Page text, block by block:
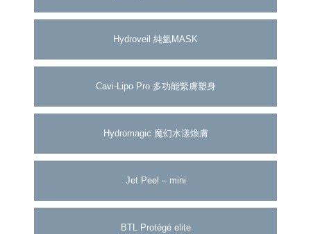
Hydroveil 純氫MASK
Cavi-Lipo Pro 多功能緊膚塑身
Hydromagic 魔幻水漾煥膚
Jet Peel – mini
BTL Protégé elite